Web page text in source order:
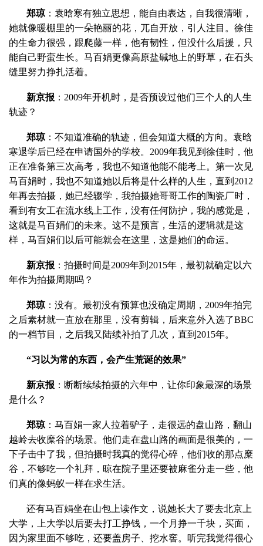
郑琼 ：袁晗寒有独立思想，能自由表达，自我很清晰，
她就像暖棚里的一朵艳丽的花，兀自开放，引人注目。徐佳
的生命力很强，跟爬藤一样，他有韧性，但没什么后援，只
能自己野蛮生长。马百娟更像高原盐碱地上的野草，在石头
缝里努力挣扎活着。
新京报 ：2009年开机时，是否预设过他们三个人的人生
轨迹？
郑琼 ：不知道准确的轨迹，但会知道大概的方向。袁晗
寒退学后已经在申请国外的学校。2009年我见到徐佳时，他
正在准备第三次高考，我也不知道他能不能考上。第一次见
马百娟时，我也不知道她以后将是什么样的人生，直到2012
年再去拍摄，她已经辍学，我拍摄她哥哥工作的陶瓷厂时，
看到有女工在流水线上工作，没有任何防护，我的感觉是，
这就是马百娟们的未来。这不是预言，生活的逻辑就是这
样，马百娟们以后可能就会在这里，这是她们的命运。
新京报 ：拍摄时间是2009年到2015年，最初就确定以六
年作为拍摄周期吗？
郑琼 ：没有。最初没有预算也没确定周期，2009年拍完
之后素材就一直放在那里，没有剪辑，后来意外入选了BBC
的一档节目，之后我又陆续补拍了几次，直到2015年。
“习以为常的东西，会产生荒诞的效果”
新京报 ：断断续续拍摄的六年中，让你印象最深的场景
是什么？
郑琼 ：马百娟一家人拉着驴子，走很远的盘山路，翻山
越岭去收糜谷的场景。他们走在盘山路的画面是很美的，一
下子击中了我，但拍摄时我真的觉得心碎，他们收的那点糜
谷，不够吃一个礼拜，晾在院子里还要被麻雀分走一些，他
们真的像蚂蚁一样在求生活。
还有马百娟坐在山包上读作文，说她长大了要去北京上
大学，上大学以后要去打工挣钱，一个月挣一千块，买面，
因为家里面不够吃，还要盖房子、挖水窖。听完我觉得很心